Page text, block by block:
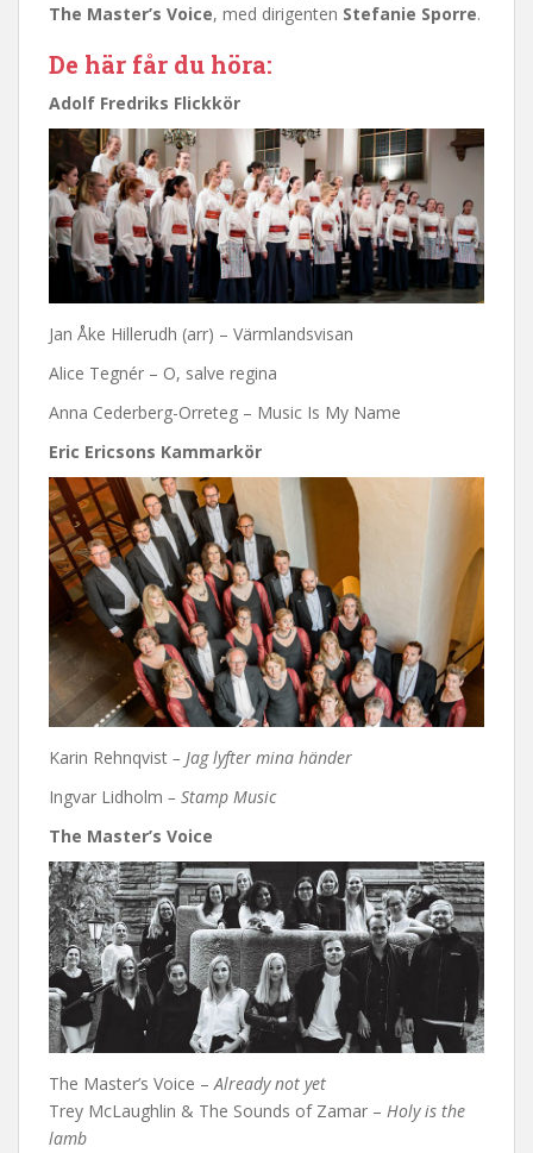
The Master’s Voice, med dirigenten Stefanie Sporre.
De här får du höra:
Adolf Fredriks Flickkör
Jan Åke Hillerudh (arr) – Värmlandsvisan
Alice Tegnér – O, salve regina
Anna Cederberg-Orreteg – Music Is My Name
Eric Ericsons Kammarkör
Karin Rehnqvist – Jag lyfter mina händer
Ingvar Lidholm – Stamp Music
The Master’s Voice
The Master’s Voice –Already not yet
Trey McLaughlin & The Sounds of Zamar – Holy is the
lamb